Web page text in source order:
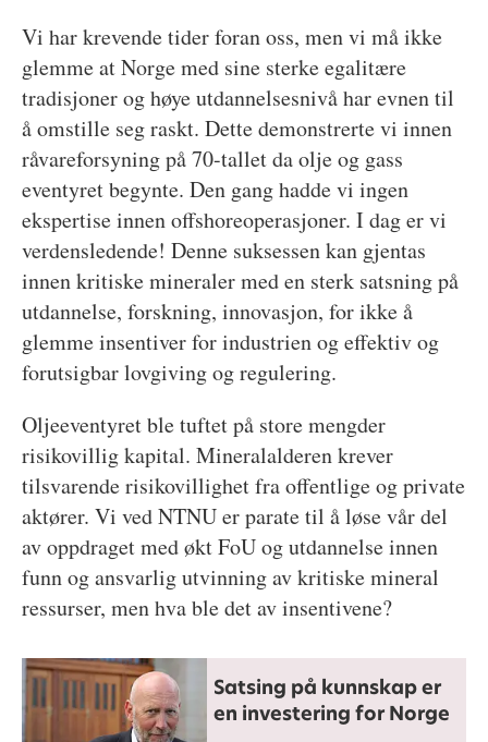
Vi har krevende tider foran oss, men vi må ikke
glemme at Norge med sine sterke egalitære
tradisjoner og høye utdannelsesnivå har evnen til
å omstille seg raskt. Dette demonstrerte vi innen
råvareforsyning på 70-tallet da olje og gass
eventyret begynte. Den gang hadde vi ingen
ekspertise innen offshoreoperasjoner. I dag er vi
verdensledende! Denne suksessen kan gjentas
innen kritiske mineraler med en sterk satsning på
utdannelse, forskning, innovasjon, for ikke å
glemme insentiver for industrien og effektiv og
forutsigbar lovgiving og regulering.
Oljeeventyret ble tuftet på store mengder
risikovillig kapital. Mineralalderen krever
tilsvarende risikovillighet fra offentlige og private
aktører. Vi ved NTNU er parate til å løse vår del
av oppdraget med økt FoU og utdannelse innen
funn og ansvarlig utvinning av kritiske mineral
ressurser, men hva ble det av insentivene?
Satsing på kunnskap er
en investering for Norge